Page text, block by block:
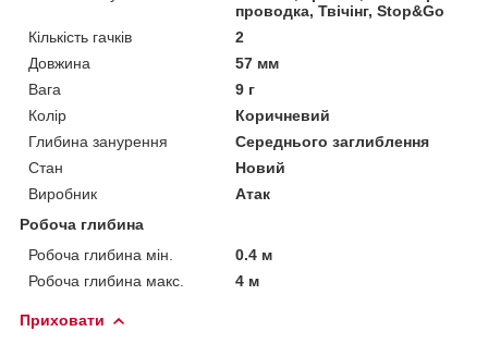
проводка, Твічінг, Stop&Go
Кількість гачків
2
Довжина
57 мм
Вага
9 г
Колір
Коричневий
Глибина занурення
Середнього заглиблення
Стан
Новий
Виробник
Атак
Робоча глибина
Робоча глибина мін.
0.4 м
Робоча глибина макс.
4 м
Приховати